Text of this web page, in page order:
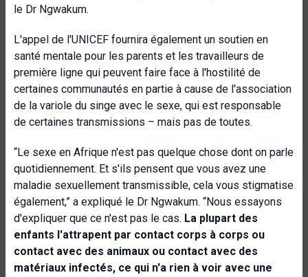
le Dr Ngwakum.
L'appel de l'UNICEF fournira également un soutien en
santé mentale pour les parents et les travailleurs de
première ligne qui peuvent faire face à l'hostilité de
certaines communautés en partie à cause de l'association
de la variole du singe avec le sexe, qui est responsable
de certaines transmissions – mais pas de toutes.
“Le sexe en Afrique n'est pas quelque chose dont on parle
quotidiennement. Et s'ils pensent que vous avez une
maladie sexuellement transmissible, cela vous stigmatise
également,” a expliqué le Dr Ngwakum. “Nous essayons
d'expliquer que ce n'est pas le cas. La plupart des
enfants l'attrapent par contact corps à corps ou
contact avec des animaux ou contact avec des
matériaux infectés, ce qui n'a rien à voir avec une